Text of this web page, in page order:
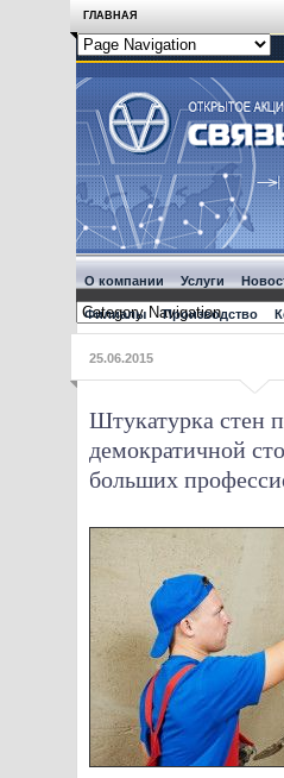
ГЛАВНАЯ
О компании Услуги
Филиалы Производство
25.06.2015
Штукатурка стен
демократичной
больших